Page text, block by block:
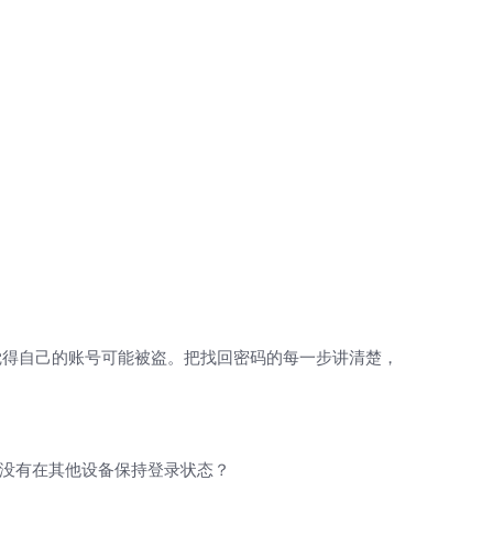
自己的账号可能被盗。把找回密码的每一步讲清楚，
有在其他设备保持登录状态？